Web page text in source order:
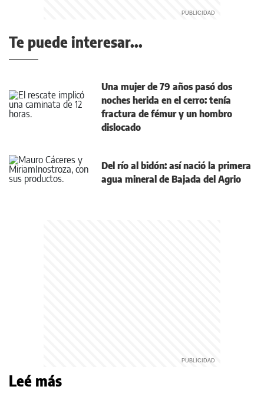
Te puede interesar...
Una mujer de 79 años pasó dos
noches herida en el cerro: tenía
fractura de fémur y un hombro
dislocado
Del río al bidón: así nació la primera
agua mineral de Bajada del Agrio
Leé más